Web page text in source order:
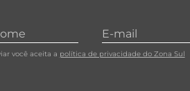
você aceita a política de privacidade do Zona Sul